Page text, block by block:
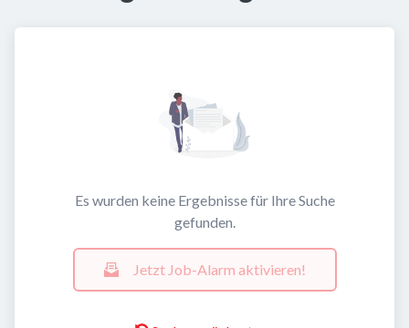
Es wurden keine Ergebnisse für Ihre Suche
gefunden.
Jetzt Job-Alarm aktivieren!